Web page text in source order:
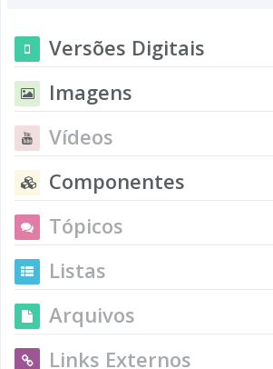
Versões Digitais
Imagens
Vídeos
Componentes
Tópicos
Listas
Arquivos
Links Externos